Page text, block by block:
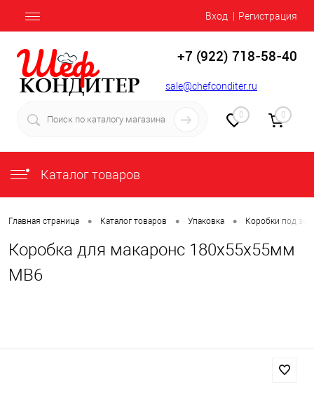
Вход Регистрация
+7 (922) 718-58-40
sale@chefconditer.ru
0 0
Каталог товаров
Главная страница • Каталог товаров • Упаковка • Коробки под
Коробка для макаронс 180х55х55мм
MB6